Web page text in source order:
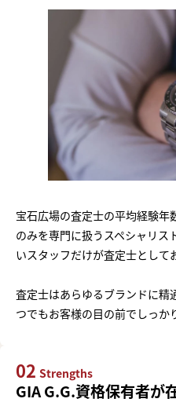
宝石広場の査定士の平均経験年
のみを専門に扱うスペシャリス
いスタッフだけが査定士として
査定士はあらゆるブランドに精
つでもお客様の目の前でしっか
02 Strengths
GIA G.G.資格保有者が